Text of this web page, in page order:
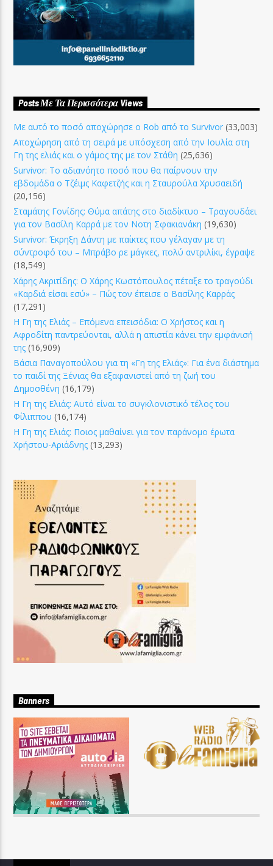
Posts Με Τα Περισσότερα Views
Με αυτό το ποσό αποχώρησε ο Rob από το Survivor (33,003)
Αποχώρηση από τη σειρά με υπόσχεση από την Ιουλία στη
Γη της ελιάς και ο γάμος της με τον Στάθη (25,636)
Survivor: Το αδιανόητο ποσό που θα παίρνουν την
εβδομάδα ο Τζέιμς Καφετζής και η Σταυρούλα Χρυσαειδή
(20,156)
Σταμάτης Γονίδης: Θύμα απάτης στο διαδίκτυο – Τραγουδάει
για τον Βασίλη Καρρά με τον Νοτη Σφακιανάκη (19,630)
Survivor: Έκρηξη Δάντη με παίκτες που γέλαγαν με τη
σύντροφό του – Μπράβο ρε μάγκες, πολύ αντριλίκι, έγραψε
(18,549)
Χάρης Ακριτίδης: Ο Χάρης Κωστόπουλος πέταξε το τραγούδι
«Καρδιά είσαι εσύ» – Πώς τον έπεισε ο Βασίλης Καρράς
(17,291)
Η Γη της Ελιάς – Επόμενα επεισόδια: Ο Χρήστος και η
Αφροδίτη παντρεύονται, αλλά η απιστία κάνει την εμφάνισή
της (16,909)
Βάσια Παναγοπούλου για τη «Γη της Ελιάς»: Για ένα διάστημα
το παιδί της Ξένιας θα εξαφανιστεί από τη ζωή του
Δημοσθένη (16,179)
Η Γη της Ελιάς: Αυτό είναι το συγκλονιστικό τέλος του
Φίλιππου (16,174)
Η Γη της Ελιάς: Ποιος μαθαίνει για τον παράνομο έρωτα
Χρήστου-Αριάδνης (13,293)
Banners